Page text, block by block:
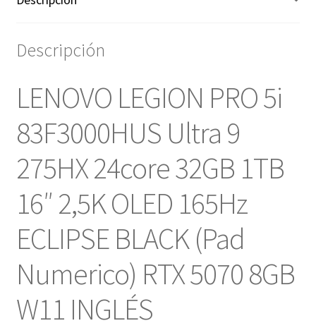
Numerico)
5070
8GB-
art
10000058a1
cantidad
Descripción
LENOVO LEGION PRO 5i
83F3000HUS Ultra 9
275HX 24core 32GB 1TB
16″ 2,5K OLED 165Hz
ECLIPSE BLACK (Pad
Numerico) RTX 5070 8GB
W11 INGLÉS